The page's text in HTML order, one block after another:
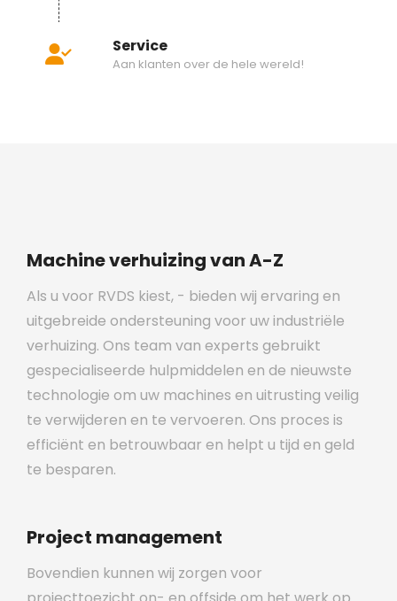
Service
Aan klanten over de hele wereld!
Machine verhuizing van A-Z
Als u voor RVDS kiest, - bieden wij ervaring en
uitgebreide ondersteuning voor uw industriële
verhuizing. Ons team van experts gebruikt
gespecialiseerde hulpmiddelen en de nieuwste
technologie om uw machines en uitrusting veilig
te verwijderen en te vervoeren. Ons proces is
efficiënt en betrouwbaar en helpt u tijd en geld
te besparen.
Project management
Bovendien kunnen wij zorgen voor